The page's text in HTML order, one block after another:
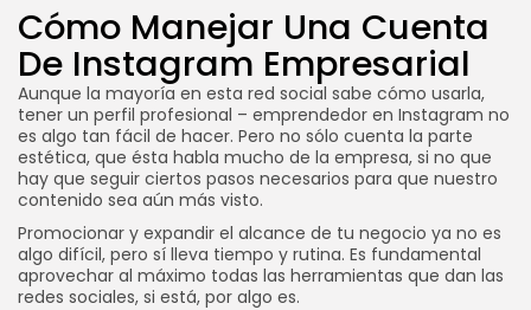
Cómo Manejar Una Cuenta
De Instagram Empresarial
Aunque la mayoría en esta red social sabe cómo usarla,
tener un perfil profesional – emprendedor en Instagram no
es algo tan fácil de hacer. Pero no sólo cuenta la parte
estética, que ésta habla mucho de la empresa, si no que
hay que seguir ciertos pasos necesarios para que nuestro
contenido sea aún más visto.
Promocionar y expandir el alcance de tu negocio ya no es
algo difícil, pero sí lleva tiempo y rutina. Es fundamental
aprovechar al máximo todas las herramientas que dan las
redes sociales, si está, por algo es.